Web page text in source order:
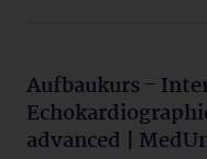
Aufbaukurs -
advanced |